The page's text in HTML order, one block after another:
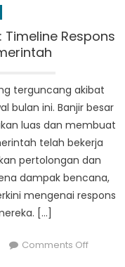
Ilir
Respons
terguncang akibat
bulan ini. Banjir besar
luas dan membuat
telah bekerja
pertolongan dan
dampak bencana,
mengenai respons
[…]
Comments Offon